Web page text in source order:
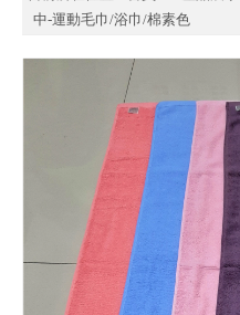
中-運動毛巾/浴巾/棉素色